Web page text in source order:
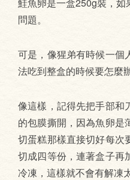
問題。
可是，像猩弟有時候一個
法吃到整盒的時候要怎麼
像這樣，記得先把手部和
的包膜撕開，因為魚卵是
切蛋糕那樣直接切好每次
切成四等份，連著盒子再
冷凍，這樣就不會有解凍